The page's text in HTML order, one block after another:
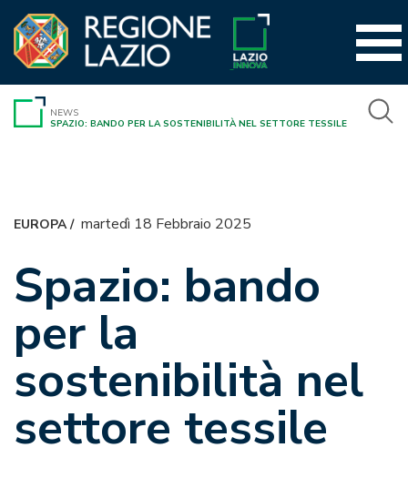
contenuto
NEWS
SPAZIO: BANDO PER LA SOSTENIBILITÀ NEL SETTORE TESSILE
EUROPA/ martedì 18 Febbraio 2025
Spazio: bando
per la
sostenibilità nel
settore tessile